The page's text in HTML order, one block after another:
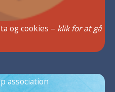
og cookies – klik for at gå
association